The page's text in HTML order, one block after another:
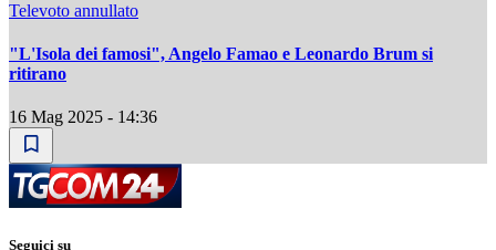
Televoto annullato
"L'Isola dei famosi", Angelo Famao e Leonardo Brum si
ritirano
16 Mag 2025 - 14:36
Seguici su